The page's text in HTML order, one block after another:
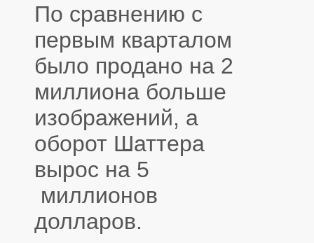
По сравнению с
первым кварталом
было продано на 2
миллиона больше
изображений, а
оборот Шаттера
вырос на 5
миллионов
долларов.